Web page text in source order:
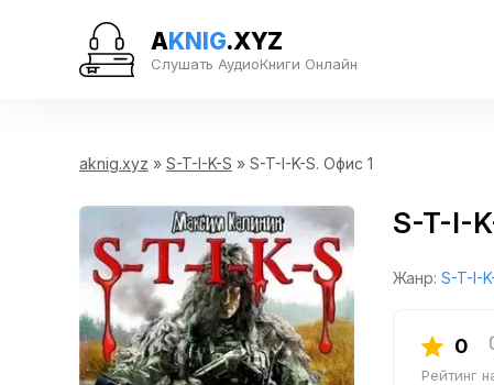
AKNIG.XYZ
Слушать АудиоКниги Онлайн
aknig.xyz » S-T-I-K-S » S-T-I-K-S. Офис 1
S-T-I-
Жанр: S-T-I-
0
Рейтинг